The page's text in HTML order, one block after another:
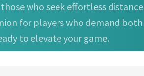
who seek effortless
for players who demand both
to elevate your game.